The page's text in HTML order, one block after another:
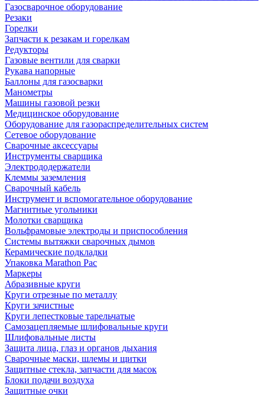
Газосварочное оборудование
Резаки
Горелки
Запчасти к резакам и горелкам
Редукторы
Газовые вентили для сварки
Рукава напорные
Баллоны для газосварки
Манометры
Машины газовой резки
Медицинское оборудование
Оборудование для газораспределительных систем
Сетевое оборудование
Сварочные аксессуары
Инструменты сварщика
Электрододержатели
Клеммы заземления
Сварочный кабель
Инструмент и вспомогательное оборудование
Магнитные угольники
Молотки сварщика
Вольфрамовые электроды и приспособления
Системы вытяжки сварочных дымов
Керамические подкладки
Упаковка Marathon Pac
Маркеры
Абразивные круги
Круги отрезные по металлу
Круги зачистные
Круги лепестковые тарельчатые
Самозацепляемые шлифовальные круги
Шлифовальные листы
Защита лица, глаз и органов дыхания
Сварочные маски, шлемы и щитки
Защитные стекла, запчасти для масок
Блоки подачи воздуха
Защитные очки